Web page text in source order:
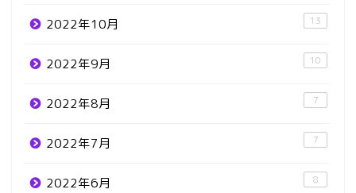
2022年10月 13
2022年9月 10
2022年8月 7
2022年7月 7
2022年6月 8